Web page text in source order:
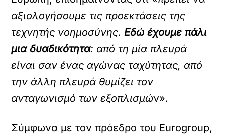
αξιολογήσουμε τις προεκτάσεις της
τεχνητής νοημοσύνης.Εδώ έχουμε πάλι
μια δυαδικότητα: από τη μία πλευρά
είναι σαν ένας αγώνας ταχύτητας, από
την άλλη πλευρά θυμίζει τον
ανταγωνισμό των εξοπλισμών».
Σύμφωνα με τον πρόεδρο του Eurogroup,